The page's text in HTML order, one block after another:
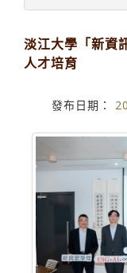
淡江大學「新資
人才培育
發布日期：